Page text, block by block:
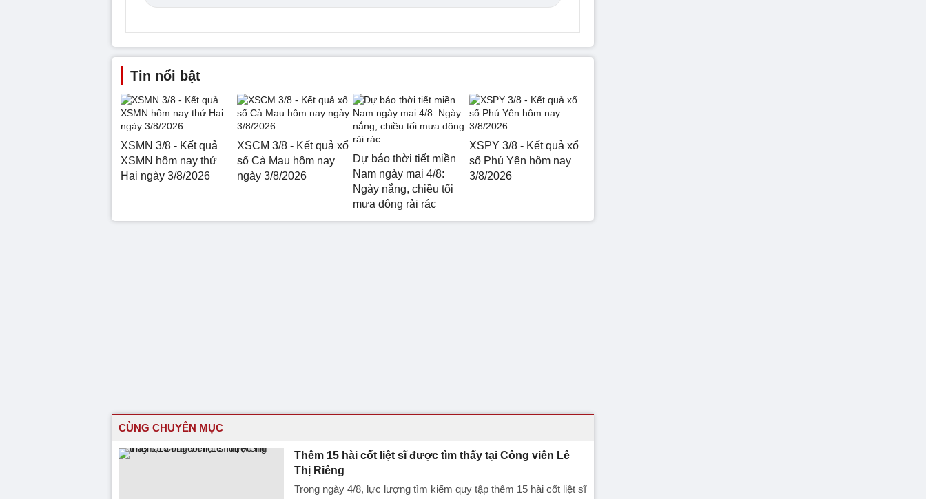
Tin nổi bật
XSMN 3/8 - Kết quả
XSMN hôm nay thứ
Hai ngày 3/8/2026
XSCM 3/8 - Kết quả xổ
số Cà Mau hôm nay
ngày 3/8/2026
Dự báo thời tiết miền
Nam ngày mai 4/8:
Ngày nắng, chiều tối
mưa dông rải rác
XSPY 3/8 - Kết quả xổ
số Phú Yên hôm nay
3/8/2026
CÙNG CHUYÊN MỤC
Thêm 15 hài cốt liệt sĩ được tìm thấy tại Công viên Lê
Thị Riêng
Trong ngày 4/8, lực lượng tìm kiếm quy tập thêm 15 hài cốt liệt sĩ